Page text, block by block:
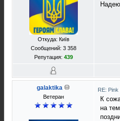
Откуда: Київ
Сообщений: 3 358
Репутация: 439
galaktika
Ветеран
RE: Pink
К
на